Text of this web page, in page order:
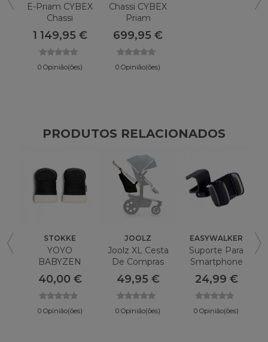
E-Priam CYBEX
Chassi
1 149,95 €
0 Opinião(ões)
Chassi CYBEX
Priam
699,95 €
0 Opinião(ões)
PRODUTOS RELACIONADOS
STOKKE
YOYO
BABYZEN
Luvas
40,00 €
0 Opinião(ões)
JOOLZ
Joolz XL Cesta
De Compras
49,95 €
0 Opinião(ões)
EASYWALKER
Suporte Para
Smartphone
EASYWALKER
24,99 €
0 Opinião(ões)